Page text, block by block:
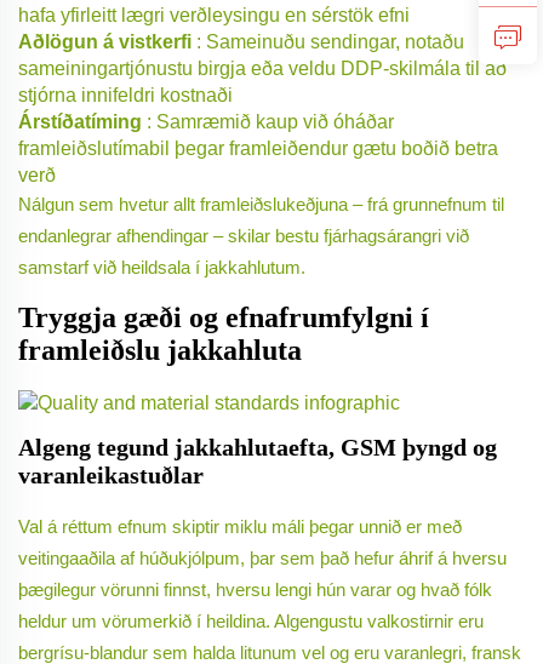
hafa yfirleitt lægri verðleysingu en sérstök efni
Aðlögun á vistkerfi : Sameinuðu sendingar, notaðu
sameiningartjónustu birgja eða veldu DDP-skilmála til að
stjórna innifeldri kostnaði
Árstíðatíming : Samræmið kaup við óháðar
framleiðslutímabil þegar framleiðendur gætu boðið betra
verð
Nálgun sem hvetur allt framleiðslukeðjuna – frá grunnefnum til
endanlegrar afhendingar – skilar bestu fjárhagsárangri við
samstarf við heildsala í jakkahlutum.
Tryggja gæði og efnafrumfylgni í
framleiðslu jakkahluta
Algeng tegund jakkahlutaefta, GSM þyngd og
varanleikastuðlar
Val á réttum efnum skiptir miklu máli þegar unnið er með
veitingaaðila af húðukjólpum, þar sem það hefur áhrif á hversu
þægilegur vörunni finnst, hversu lengi hún varar og hvað fólk
heldur um vörumerkið í heildina. Algengustu valkostirnir eru
bergrísu-blandur sem halda litunum vel og eru varanlegri, fransk